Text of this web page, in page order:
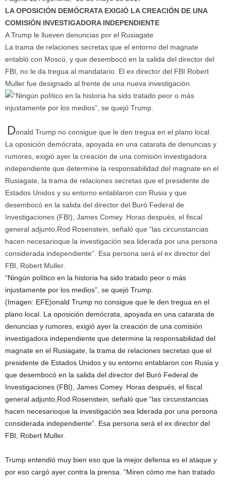
LA OPOSICIÓN DEMÓCRATA EXIGIÓ LA CREACIÓN DE UNA
COMISIÓN INVESTIGADORA INDEPENDIENTE
A Trump le llueven denuncias por el Rusiagate
La trama de relaciones secretas que el entorno del magnate
entabló con Moscú, y que desembocó en la salida del director del
FBI, no le da tregua al mandatario. El ex director del FBI Robert
Muller fue designado al frente de una nueva investigación.
Donald Trump no consigue que le den tregua en el plano local.
La oposición demócrata, apoyada en una catarata de denuncias y
rumores, exigió ayer la creación de una comisión investigadora
independiente que determine la responsabilidad del magnate en el
Rusiagate, la trama de relaciones secretas que el presidente de
Estados Unidos y su entorno entablaron con Rusia y que
desembocó en la salida del director del Buró Federal de
Investigaciones (FBI), James Comey. Horas después, el fiscal
general adjunto,Rod Rosenstein, señaló que “las circunstancias
hacen necesarioque la investigación sea liderada por una persona
considerada independiente”. Esa persona será el ex director del
FBI, Robert Muller.
“Ningún político en la historia ha sido tratado peor o más
injustamente por los medios”, se quejó Trump.
(Imagen: EFE)onald Trump no consigue que le den tregua en el
plano local. La oposición demócrata, apoyada en una catarata de
denuncias y rumores, exigió ayer la creación de una comisión
investigadora independiente que determine la responsabilidad del
magnate en el Rusiagate, la trama de relaciones secretas que el
presidente de Estados Unidos y su entorno entablaron con Rusia y
que desembocó en la salida del director del Buró Federal de
Investigaciones (FBI), James Comey. Horas después, el fiscal
general adjunto,Rod Rosenstein, señaló que “las circunstancias
hacen necesarioque la investigación sea liderada por una persona
considerada independiente”. Esa persona será el ex director del
FBI, Robert Muller.
Trump entendió muy bien eso que la mejor defensa es el ataque y
por eso cargó ayer contra la prensa. “Miren cómo me han tratado